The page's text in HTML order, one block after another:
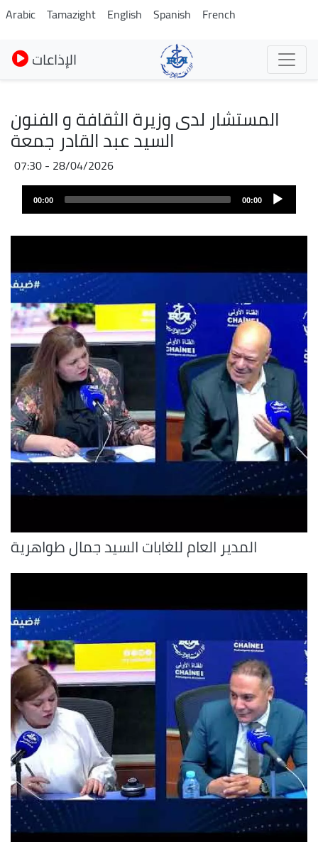
Pasar
al
contenido
principal
Arabic Tamazight English Spanish French
الإذاعات
المستشار لدى وزيرة الثقافة و الفنون
السيد عبد القادر جمعة
28/04/2026 - 07:30
Archivo
audio
00:00
00:00
المدير العام للغابات السيد جمال طواهرية